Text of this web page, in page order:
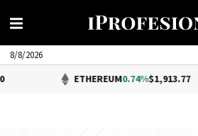
8/8/2026
ETHEREUM0.74%$1,913.77